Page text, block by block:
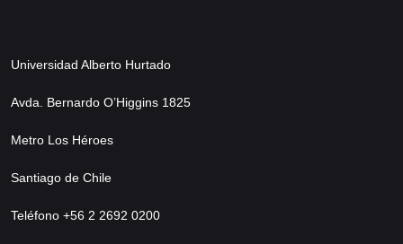
Universidad Alberto Hurtado
Avda. Bernardo O’Higgins 1825
Metro Los Héroes
Santiago de Chile
Teléfono +56 2 2692 0200